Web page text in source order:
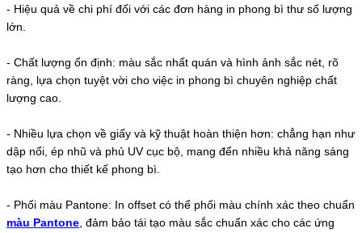
- Hiệu quả về chi phí đối với các đơn hàng in phong bì thư số lượng
lớn.
- Chất lượng ổn định: màu sắc nhất quán và hình ảnh sắc nét, rõ
ràng, lựa chọn tuyệt vời cho việc in phong bì chuyên nghiệp chất
lượng cao.
- Nhiều lựa chọn về giấy và kỹ thuật hoàn thiện hơn: chẳng hạn như
dập nổi, ép nhũ và phủ UV cục bộ, mang đến nhiều khả năng sáng
tạo hơn cho thiết kế phong bì.
- Phối màu Pantone: In offset có thể phối màu chính xác theo chuẩn
màu Pantone , đảm bảo tái tạo màu sắc chuẩn xác cho các ứng